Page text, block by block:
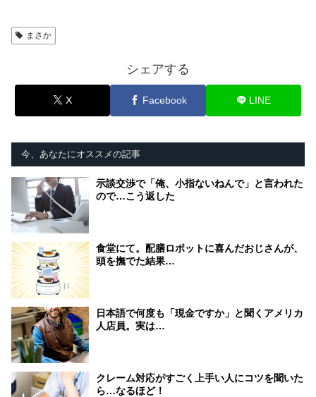
まさか
シェアする
X Facebook LINE
今、あなたにオススメの記事
示談交渉で「俺、小指ないねんで」と言われた
ので…こう返した
食堂にて。配膳ロボットに喜んだおじさんが、
頭を撫でた結果…
日本語で何度も「現金ですか」と聞くアメリカ
人店員。実は…
クレーム対応がすごく上手い人にコツを聞いた
ら…なるほど！